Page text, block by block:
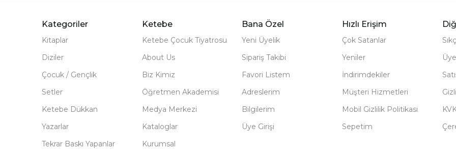
Kategoriler
Kitaplar
Diziler
Çocuk / Gençlik
Setler
Ketebe Dükkan
Yazarlar
Tekrar Baskı Yapanlar
Ketebe
Ketebe Çocuk Tiyatrosu
About Us
Biz Kimiz
Öğretmen Akademisi
Medya Merkezi
Kataloglar
Kurumsal
Bana Özel
Yeni Üyelik
Sipariş Takibi
Favori Listem
Adreslerim
Bilgilerim
Üye Girişi
Hızlı Erişim
Çok Satanlar
Yeniler
İndirimdekiler
Müşteri Hizmetleri
Mobil Gizlilik Politikası
Sepetim